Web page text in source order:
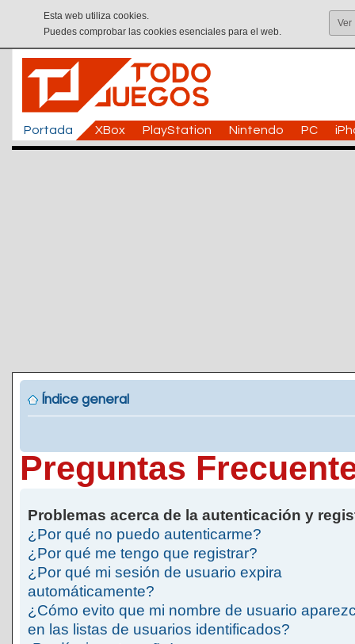
Esta web utiliza cookies.
Puedes comprobar las cookies esenciales para el web.
Ver
Portada XBox PlayStation Nintendo PC
Índice general
Preguntas
Problemas acerca de la autenticación y
¿Por qué no puedo autenticarme?
¿Por qué me tengo que registrar?
¿Por qué mi sesión de usuario expira
automáticamente?
¿Cómo evito que mi nombre de usuario
en las listas de usuarios identificados?